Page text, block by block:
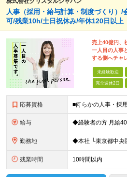
人事（採用・給与計算・制度づくり）/
可/残業10h/土日祝休み/年休120日以上
売上40億円、
一人目の人事
する側へチャ
未経験歓迎
完全週休2日
応募資格
給与
勤務地
残業時間 10時間以内